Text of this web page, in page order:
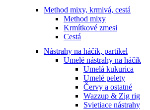
Method mixy, krmivá, cestá
Method mixy
Krmítkové zmesi
Cestá
Nástrahy na háčik, partikel
Umelé nástrahy na háčik
Umelá kukurica
Umelé pelety
Červy a ostatné
Wazzup & Zig rig
Svietiace nástrahy